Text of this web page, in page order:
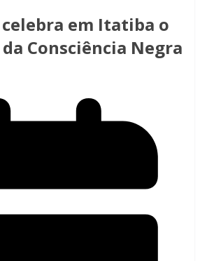
em Itatiba o
Consciência Negra